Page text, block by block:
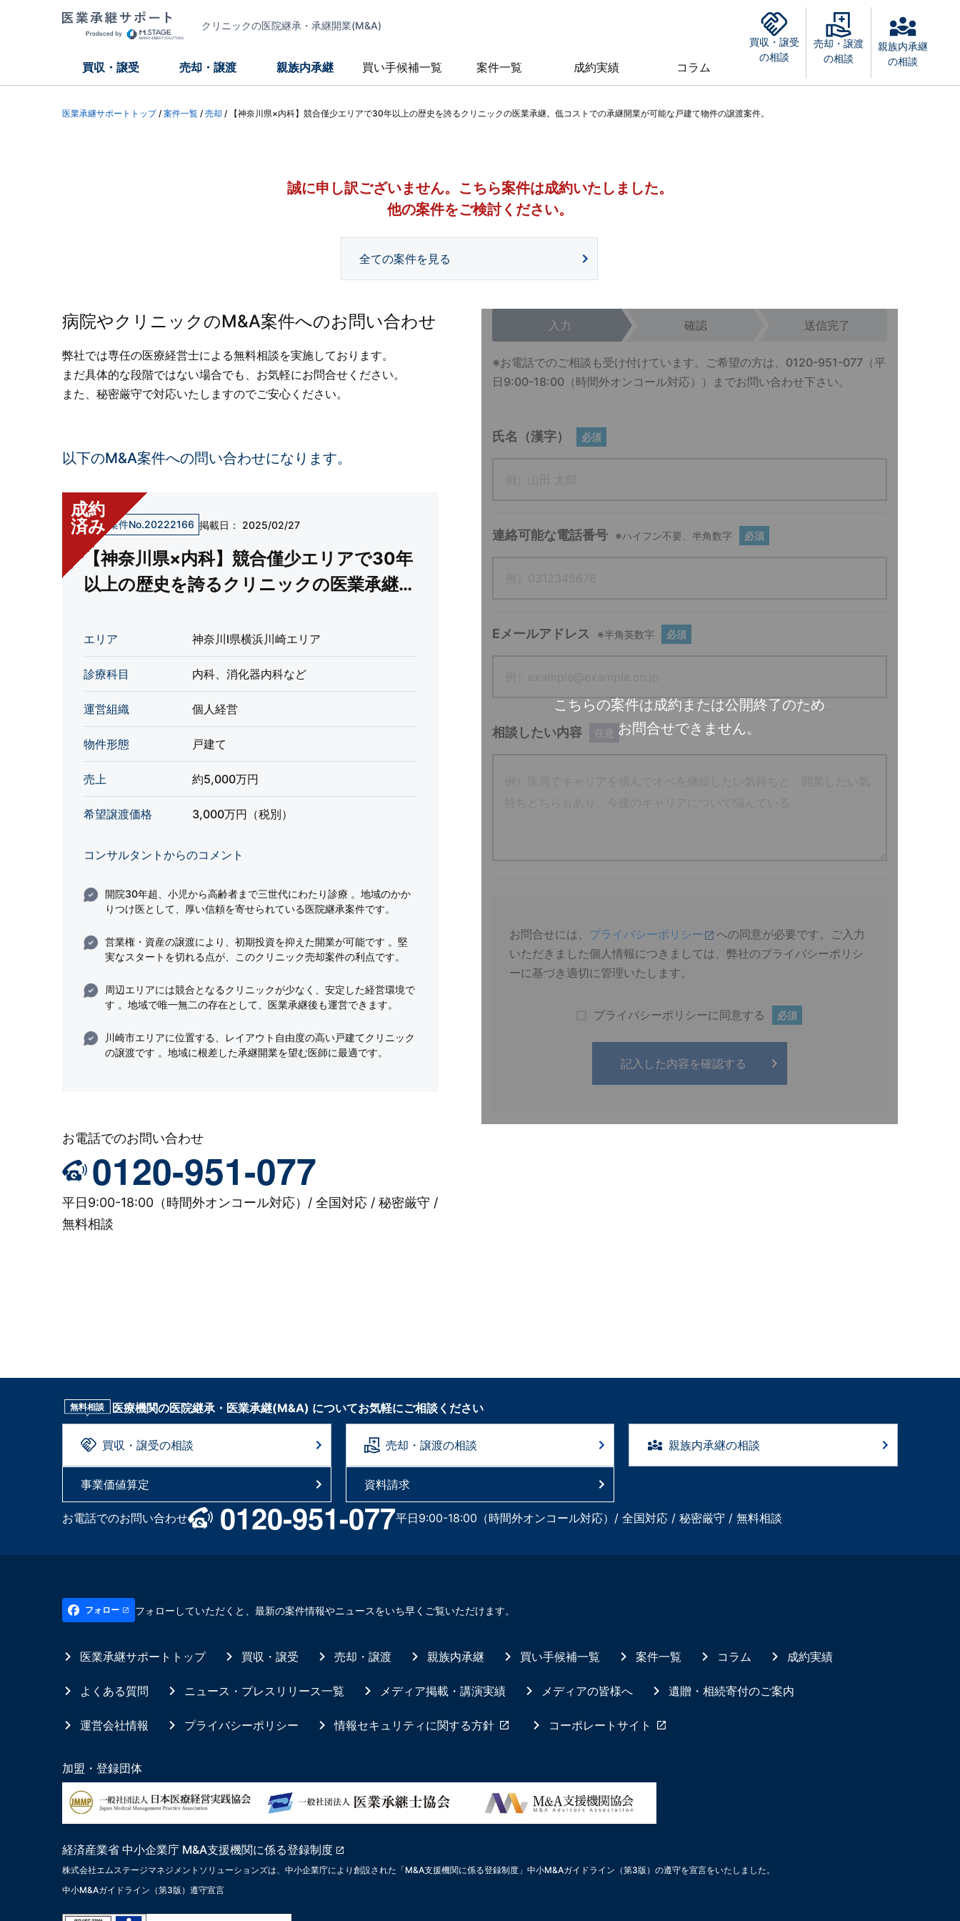
クリニックの医院継承・承継開業(M&A)
買収・譲受 売却・譲渡 親族内承継 買い手候補一覧 案件一覧 成約実績 コラム
買収・譲受
の相談
売却・譲渡
の相談
親族内承継
の相談
医業承継サポートトップ/ 案件一覧 / 売却 / 【神奈川県×内科】競合僅少エリアで30年以上の歴史を誇るクリニックの医業承継。低コストでの承継開業が可能な戸建て物件の譲渡案件。
誠に申し訳ございません。 こちら案件は成約いたしました。
他の案件をご検討ください。
全ての案件を見る
病院やクリニックのM&A案件へのお問い合わせ
弊社では専任の医療経営士による無料相談を実施しております。
まだ具体的な段階ではない場合でも、お気軽にお問合せください。
また、秘密厳守で対応いたしますのでご安心ください。
以下のM&A案件への問い合わせになります。
成約
済み売却案件No.20222166 掲載日： 2025/02/27
【神奈川県×内科】競合僅少エリアで30年
以上の歴史を誇るクリニックの医業承継。
の譲渡案件。
エリア 神奈川l県横浜川崎エリア
診療科目 内科、消化器内科など
運営組織 個人経営
物件形態 戸建て
売上 約5,000万円
希望譲渡価格 3,000万円（税別）
コンサルタントからのコメント
開院30年超、小児から高齢者まで三世代にわたり診療 。地域のかか
りつけ医として、厚い信頼を寄せられている医院継承案件です。
営業権・資産の譲渡により、初期投資を抑えた開業が可能です 。堅
実なスタートを切れる点が、このクリニック売却案件の利点です。
周辺エリアには競合となるクリニックが少なく、安定した経営環境で
す 。地域で唯一無二の存在として、医業承継後も運営できます。
川崎市エリアに位置する、レイアウト自由度の高い戸建てクリニック
の譲渡です 。地域に根差した承継開業を望む医師に最適です。
お電話でのお問い合わせ
0120-951-077
平日9:00-18:00（時間外オンコール対応）/ 全国対応 / 秘密厳守 /
無料相談
こちらの案件は成約または公開終了のため
お問合せできません。
入力 確認 送信完了
※お電話でのご相談も受け付けています。ご希望の方は、 0120-951-077（平
日9:00-18:00（時間外オンコール対応））までお問い合わせ下さい。
氏名（漢字） 必須
連絡可能な電話番号 ※ハイフン不要、半角数字 必須
Eメールアドレス ※半角英数字 必須
相談したい内容
お問合せには、 プライバシーポリシー
への同意が必要です。ご入力
いただきました個人情報につきましては、弊社のプライバシーポリシ
ーに基づき適切に管理いたします。
プライバシーポリシーに同意する 必須
無料相談 医療機関の医院継承・医業承継(M&A) についてお気軽にご相談ください
買収・譲受の相談 売却・譲渡の相談 親族内承継の相談
事業価値算定 資料請求
お電話でのお問い合わせ 0120-951-077平日9:00-18:00（時間外オンコール対応）/ 全国対応 / 秘密厳守 / 無料相談
フォロー フォローしていただくと、最新の案件情報やニュースをいち早くご覧いただけます。
医業承継サポートトップ 買収・譲受 売却・譲渡 親族内承継 買い手候補一覧 案件一覧 コラム 成約実績
よくある質問 ニュース・プレスリリース一覧 メディア掲載・講演実績 メディアの皆様へ 遺贈・相続寄付のご案内
運営会社情報 プライバシーポリシー 情報セキュリティに関する方針 コーポレートサイト
加盟・登録団体
経済産業省 中小企業庁 M&A支援機関に係る登録制度
株式会社エムステージマネジメントソリューションズは、中小企業庁により創設された「M&A支援機関に係る登録制度」中小M&Aガイドライン（第3版）の遵守を宣言をいたしました。
中小M&Aガイドライン（第3版）遵守宣言